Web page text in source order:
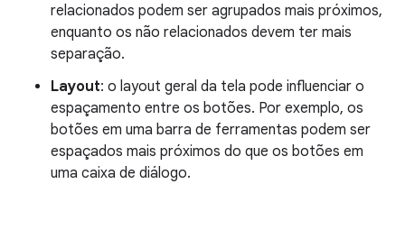
relacionados podem ser agrupados mais próximos,
enquanto os não relacionados devem ter mais
separação.
Layout: o layout geral da tela pode influenciar o
espaçamento entre os botões. Por exemplo, os
botões em uma barra de ferramentas podem ser
espaçados mais próximos do que os botões em
uma caixa de diálogo.